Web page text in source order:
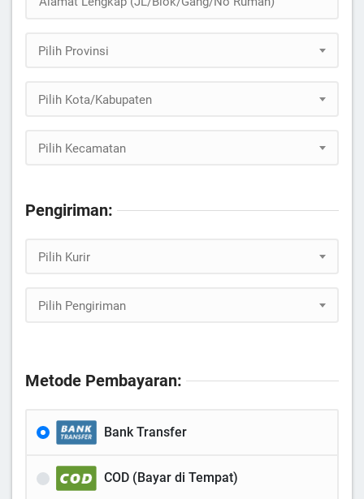
Pilih Provinsi
Pilih Kota/Kabupaten
Pilih Kecamatan
Pengiriman:
Pilih Kurir
Pilih Pengiriman
Metode Pembayaran:
Bank Transfer
COD (Bayar di Tempat)